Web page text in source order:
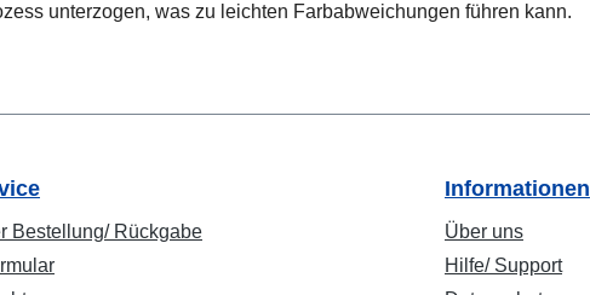
unterzogen, was zu leichten Farbabweichungen führen kann.
Bestellung/ Rückgabe
Informationen
Über uns
Hilfe/ Support